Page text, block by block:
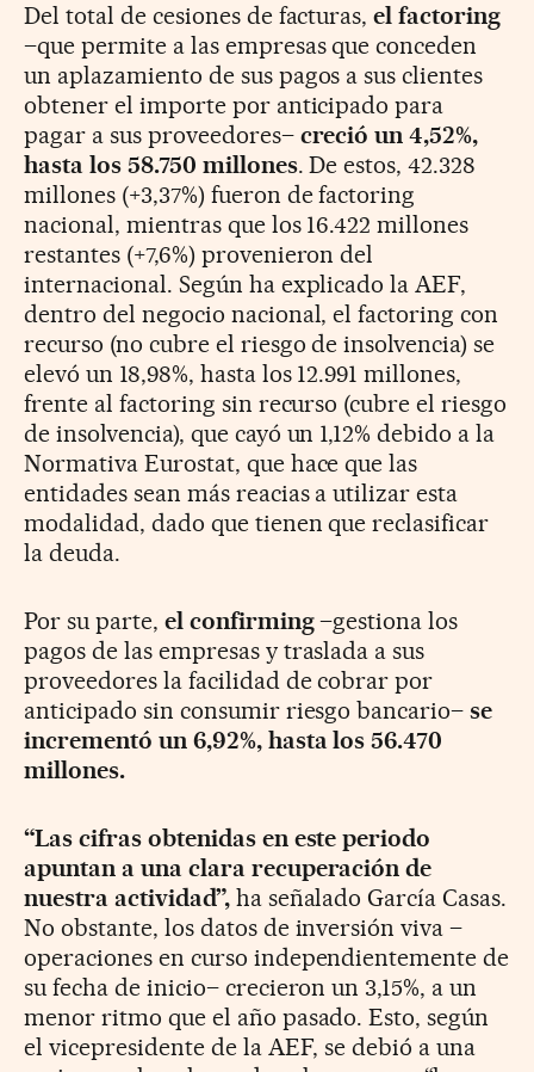
Del total de cesiones de facturas,el factoring
–que permite a las empresas que conceden
un aplazamiento de sus pagos a sus clientes
obtener el importe por anticipado para
pagar a sus proveedores– creció un 4,52%,
hasta los 58.750 millones. De estos, 42.328
millones (+3,37%) fueron de factoring
nacional, mientras que los 16.422 millones
restantes (+7,6%) provenieron del
internacional. Según ha explicado la AEF,
dentro del negocio nacional, el factoring con
recurso (no cubre el riesgo de insolvencia) se
elevó un 18,98%, hasta los 12.991 millones,
frente al factoring sin recurso (cubre el riesgo
de insolvencia), que cayó un 1,12% debido a la
Normativa Eurostat, que hace que las
entidades sean más reacias a utilizar esta
modalidad, dado que tienen que reclasificar
la deuda.
Por su parte, el confirming–gestiona los
pagos de las empresas y traslada a sus
proveedores la facilidad de cobrar por
anticipado sin consumir riesgo bancario–se
incrementó un 6,92%, hasta los 56.470
millones.
“Las cifras obtenidas en este periodo
apuntan a una clara recuperación de
nuestra actividad”,ha señalado García Casas.
No obstante, los datos de inversión viva –
operaciones en curso independientemente de
su fecha de inicio– crecieron un 3,15%, a un
menor ritmo que el año pasado. Esto, según
el vicepresidente de la AEF, se debió a una